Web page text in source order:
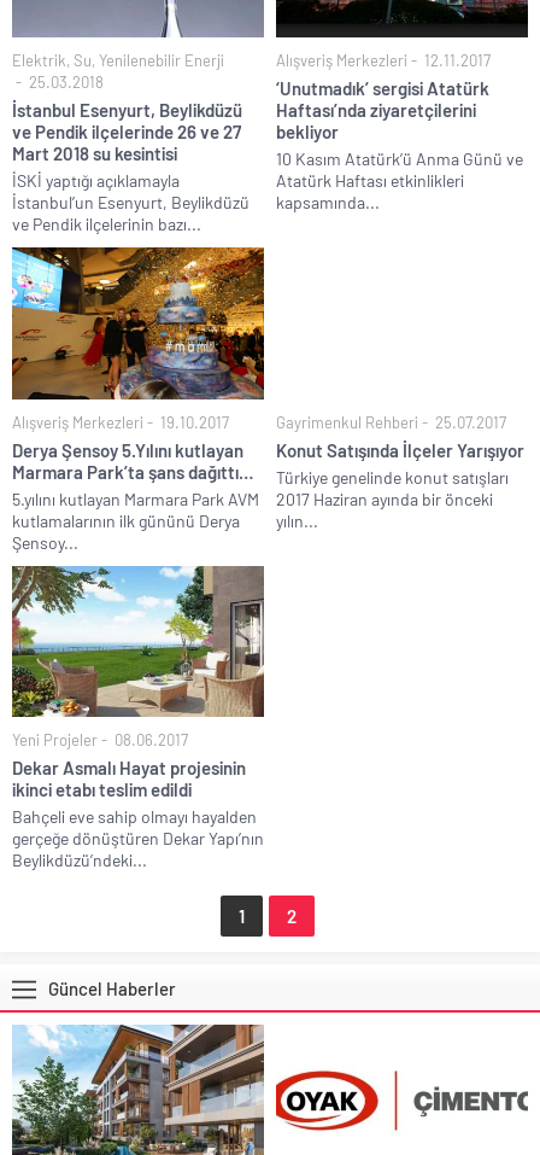
Elektrik, Su, Yenilenebilir Enerji
25.03.2018
İstanbul Esenyurt, Beylikdüzü
ve Pendik ilçelerinde 26 ve 27
Mart 2018 su kesintisi
İSKİ yaptığı açıklamayla
İstanbul’un Esenyurt, Beylikdüzü
ve Pendik ilçelerinin bazı...
Alışveriş Merkezleri 12.11.2017
‘Unutmadık’ sergisi Atatürk
Haftası’nda ziyaretçilerini
bekliyor
10 Kasım Atatürk’ü Anma Günü ve
Atatürk Haftası etkinlikleri
kapsamında...
Alışveriş Merkezleri 19.10.2017
Derya Şensoy 5.Yılını kutlayan
Marmara Park’ta şans dağıttı…
5.yılını kutlayan Marmara Park AVM
kutlamalarının ilk gününü Derya
Şensoy...
Gayrimenkul Rehberi 25.07.2017
Konut Satışında İlçeler Yarışıyor
Türkiye genelinde konut satışları
2017 Haziran ayında bir önceki
yılın...
Yeni Projeler 08.06.2017
Dekar Asmalı Hayat projesinin
ikinci etabı teslim edildi
Bahçeli eve sahip olmayı hayalden
gerçeğe dönüştüren Dekar Yapı’nın
Beylikdüzü’ndeki...
1 2
Güncel Haberler